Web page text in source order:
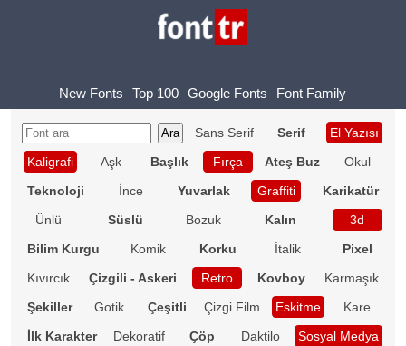
New Fonts Top 100 Google Fonts Font Family
Sans Serif Serif
El Yazısı
Kaligrafi
Aşk Başlık Fırça Ateş Buz
Okul
Teknoloji
İnce Yuvarlak Graffiti
Karikatür
Ünlü
Süslü Bozuk Kalın
3d
Bilim Kurgu
Komik Korku İtalik
Pixel
Kıvırcık
Çizgili - Askeri Retro Kovboy
Karmaşık
Şekiller
Gotik Çeşitli Çizgi Film Eskitme
Kare
İlk Karakter
Dekoratif Çöp Daktilo
Sosyal Medya